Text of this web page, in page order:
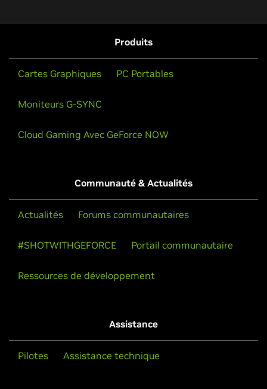
Produits
Cartes Graphiques PC Portables
Moniteurs G-SYNC
Cloud Gaming Avec GeForce NOW
Communauté & Actualités
Actualités Forums communautaires
#SHOTWITHGEFORCE Portail communautaire
Ressources de développement
Assistance
Pilotes Assistance technique